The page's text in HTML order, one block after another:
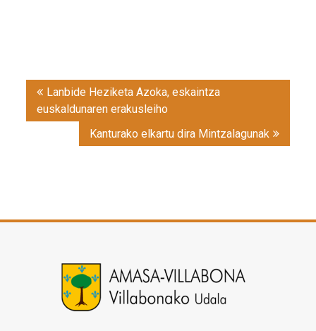
navigation
Lanbide Heziketa Azoka, eskaintza
euskaldunaren erakusleiho
Kanturako elkartu dira Mintzalagunak